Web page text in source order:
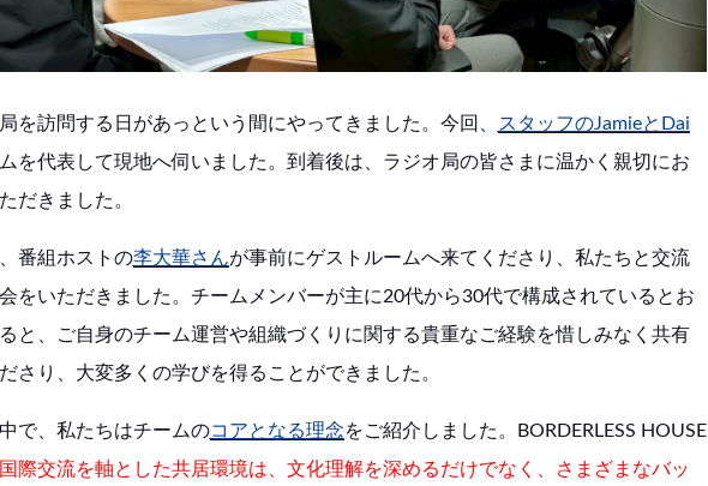
を訪問する日があっという間にやってきました。今回、
スタッフのJamieとDai
を代表して現地へ伺いました。到着後は、ラジオ局の皆さまに温かく親切にお
だきました。
番組ホストの李大華さんが事前にゲストルームへ来てくださり、私たちと交流
をいただきました。チームメンバーが主に20代から30代で構成されているとお
と、ご自身のチーム運営や組織づくりに関する貴重なご経験を惜しみなく共有
さり、大変多くの学びを得ることができました。
で、私たちはチームのコアとなる理念をご紹介しました。BORDERLESS HOUSE
際交流を軸とした共居環境は、文化理解を深めるだけでなく、さまざまなバッ